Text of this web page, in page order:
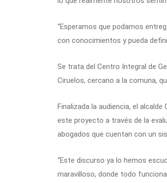
“Esperamos que podamos
con conocimientos y pueda
Se trata del Centro Integral de
Ciruelos, cercano a la comuna,
Finalizada la audiencia, el
este proyecto a través de la
abogados que cuentan con un
“Este discurso ya lo hemos
maravilloso, donde todo